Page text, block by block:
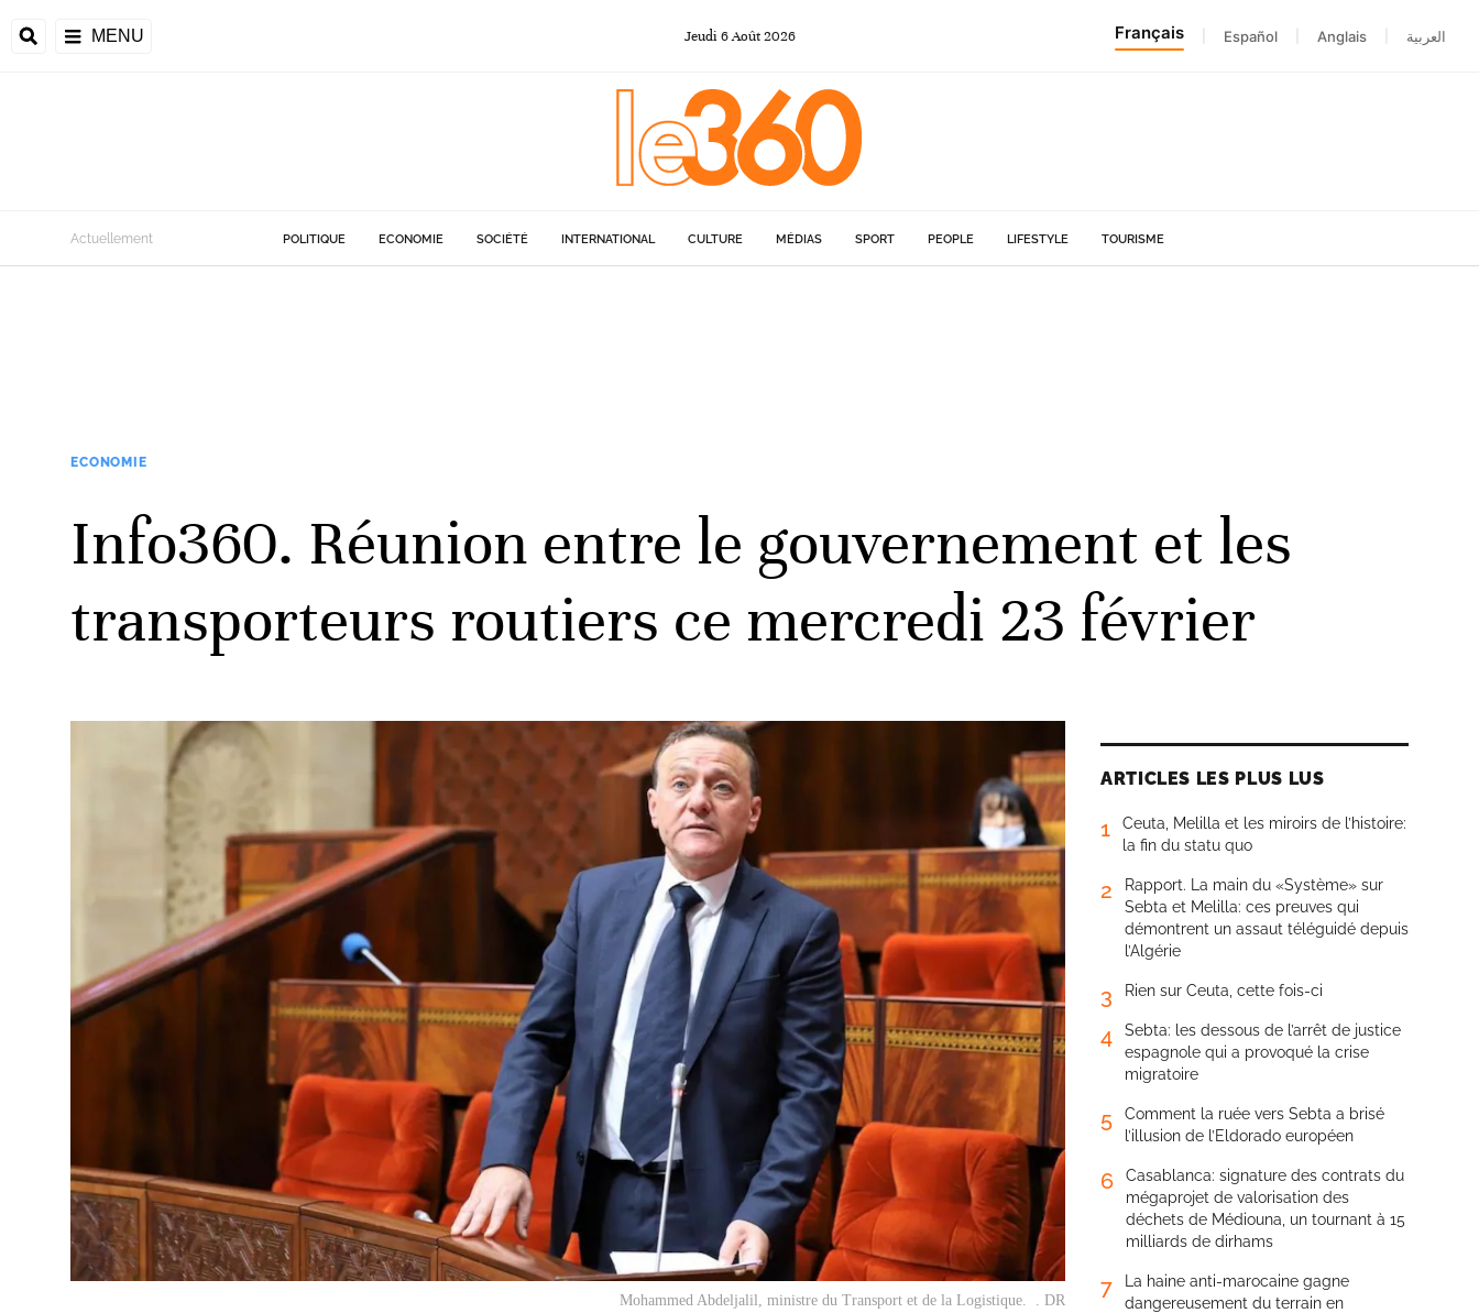
MENU Jeudi 6Août 2026 Français Español Anglais العربية
Actuellement POLITIQUE ECONOMIE SOCIÉTÉ INTERNATIONAL CULTURE MÉDIAS SPORT PEOPLE LIFESTYLE TOURISME
ECONOMIE
Info360. Réunion entre le gouvernement et les
transporteurs routiers ce mercredi 23 février
Mohammed Abdeljalil, ministre du Transport et de la Logistique. . DR
ARTICLES LES PLUS LUS
1
Ceuta, Melilla et les miroirs de l’histoire:
la fin du statu quo
2
Rapport. La main du «Système» sur
Sebta et Melilla: ces preuves qui
démontrent un assaut téléguidé depuis
l’Algérie
3 Rien sur Ceuta, cette fois-ci
4
Sebta: les dessous de l’arrêt de justice
espagnole qui a provoqué la crise
migratoire
5
Comment la ruée vers Sebta a brisé
l’illusion de l’Eldorado européen
6
Casablanca: signature des contrats du
mégaprojet de valorisation des
déchets de Médiouna, un tournant à 15
milliards de dirhams
7
La haine anti-marocaine gagne
dangereusement du terrain en